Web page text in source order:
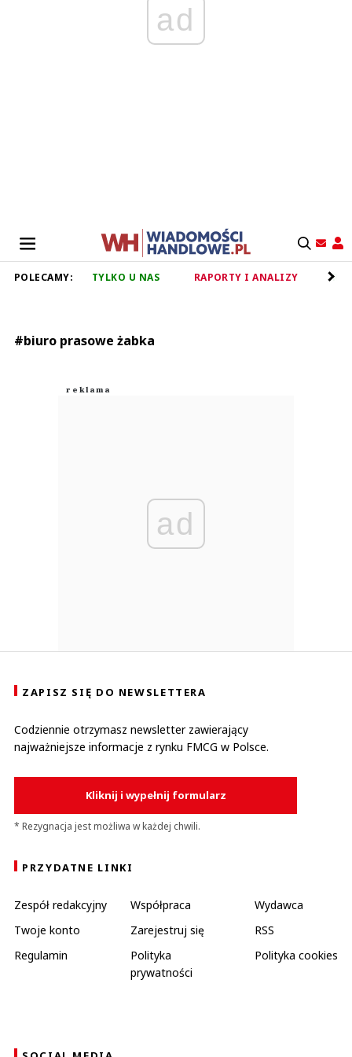
ad
POLECAMY: TYLKO U NAS RAPORTY I ANALIZY
#biuro prasowe żabka
ad
ZAPISZ SIĘ DO NEWSLETTERA
Codziennie otrzymasz newsletter zawierający
najważniejsze informacje z rynku FMCG w Polsce.
Kliknij i wypełnij formularz
* Rezygnacja jest możliwa w każdej chwili.
PRZYDATNE LINKI
Zespół redakcyjny Współpraca
Wydawca
Twoje konto
Zarejestruj się
RSS
Regulamin
Polityka
prywatności
Polityka cookies